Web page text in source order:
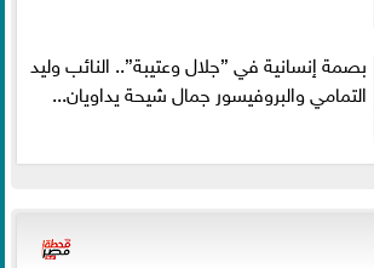
بصمة إنسانية في ”جلال وعتيبة”.. النائب وليد
التمامي والبروفيسور جمال شيحة يداويان...